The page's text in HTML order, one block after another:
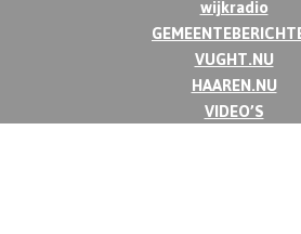
VUGHT.NU
HAAREN.NU
VIDEO’S